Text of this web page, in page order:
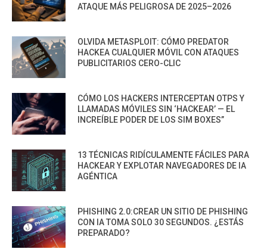
ATAQUE MÁS PELIGROSA DE 2025–2026
OLVIDA METASPLOIT: CÓMO PREDATOR
HACKEA CUALQUIER MÓVIL CON ATAQUES
PUBLICITARIOS CERO-CLIC
CÓMO LOS HACKERS INTERCEPTAN OTPS Y
LLAMADAS MÓVILES SIN ‘HACKEAR’ — EL
INCREÍBLE PODER DE LOS SIM BOXES”
13 TÉCNICAS RIDÍCULAMENTE FÁCILES PARA
HACKEAR Y EXPLOTAR NAVEGADORES DE IA
AGÉNTICA
PHISHING 2.0:CREAR UN SITIO DE PHISHING
CON IA TOMA SOLO 30 SEGUNDOS. ¿ESTÁS
PREPARADO?